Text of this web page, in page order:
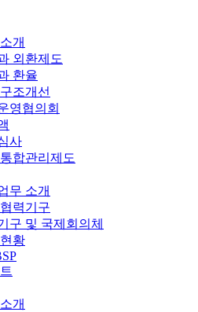
개
외환제도
환율
조개선
영협의회
사
합관리제도
무 소개
력기구
구 및 국제회의체
황
개